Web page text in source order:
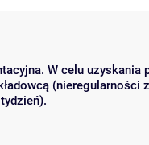
W celu
(nieregularności